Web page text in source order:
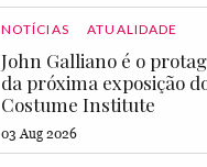
NOTÍCIAS ATUALIDADE
John Galliano é o
da próxima exposição
Costume Institute
03 Aug 2026